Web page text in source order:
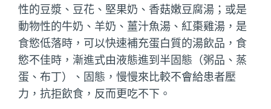
性的豆漿、豆花、堅果奶、香菇嫩豆腐湯；或是
動物性的牛奶、羊奶、薑汁魚湯、紅棗雞湯，是
食慾低落時，可以快速補充蛋白質的湯飲品，食
慾不佳時，漸進式由液態進到半固態（粥品、蒸
蛋、布丁）、固態，慢慢來比較不會給患者壓
力，抗拒飲食，反而更吃不下。